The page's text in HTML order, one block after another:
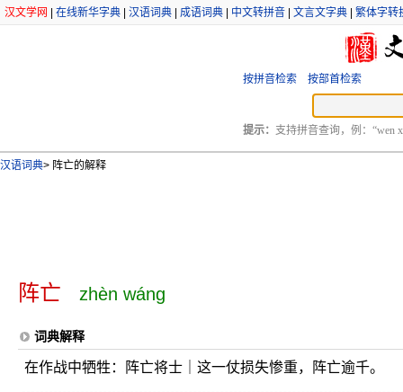
汉文学网 在线新华字典 汉语词典 成语词典 中文转拼音 文言文字典 繁体字转
按拼音检索 按部首检索
提示： 支持拼音查询，例：“wen
汉语词典> 阵亡的解释
阵亡 zhèn wáng
词典解释
在作战中牺牲：阵亡将士｜这一仗损失惨重，阵亡逾千。